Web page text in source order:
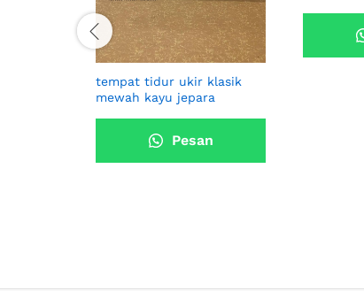
tempat tidur ukir klasik
mewah kayu jepara
Pesan